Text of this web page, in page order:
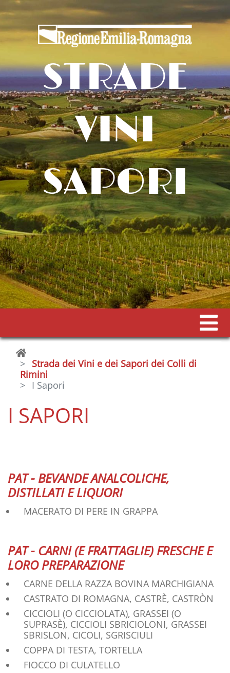
STRADE
VINI
SAPORI
Strada dei Vini e dei Sapori dei Colli di
Rimini
I Sapori
I SAPORI
PAT - BEVANDE ANALCOLICHE,
DISTILLATI E LIQUORI
MACERATO DI PERE IN GRAPPA
PAT - CARNI (E FRATTAGLIE) FRESCHE E
LORO PREPARAZIONE
CARNE DELLA RAZZA BOVINA MARCHIGIANA
CASTRATO DI ROMAGNA, CASTRÈ, CASTRÒN
CICCIOLI (O CICCIOLATA), GRASSEI (O
SUPRASÈ), CICCIOLI SBRICIOLONI, GRASSEI
SBRISLON, CICOLI, SGRISCIULI
COPPA DI TESTA, TORTELLA
FIOCCO DI CULATELLO